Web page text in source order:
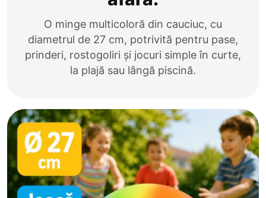
O minge multicoloră din cauciuc, cu
diametrul de 27 cm, potrivită pentru pase,
prinderi, rostogoliri și jocuri simple în curte,
la plajă sau lângă piscină.
Anenii Noi
Balti
Basarabeasca